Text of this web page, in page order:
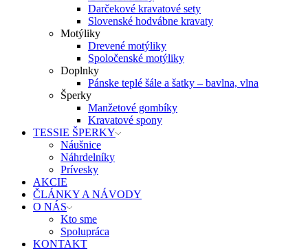
Darčekové kravatové sety
Slovenské hodvábne kravaty
Motýliky
Drevené motýliky
Spoločenské motýliky
Doplnky
Pánske teplé šále a šatky – bavlna, vlna
Šperky
Manžetové gombíky
Kravatové spony
TESSIE ŠPERKY
Náušnice
Náhrdelníky
Prívesky
AKCIE
ČLÁNKY A NÁVODY
O NÁS
Kto sme
Spolupráca
KONTAKT